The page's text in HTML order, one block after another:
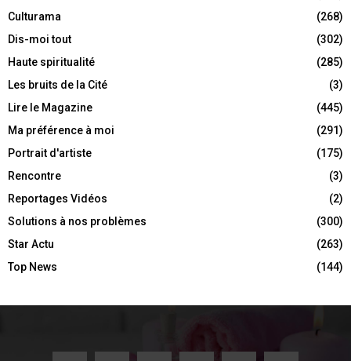
Culturama
(268)
Dis-moi tout
(302)
Haute spiritualité
(285)
Les bruits de la Cité
(3)
Lire le Magazine
(445)
Ma préférence à moi
(291)
Portrait d'artiste
(175)
Rencontre
(3)
Reportages Vidéos
(2)
Solutions à nos problèmes
(300)
Star Actu
(263)
Top News
(144)